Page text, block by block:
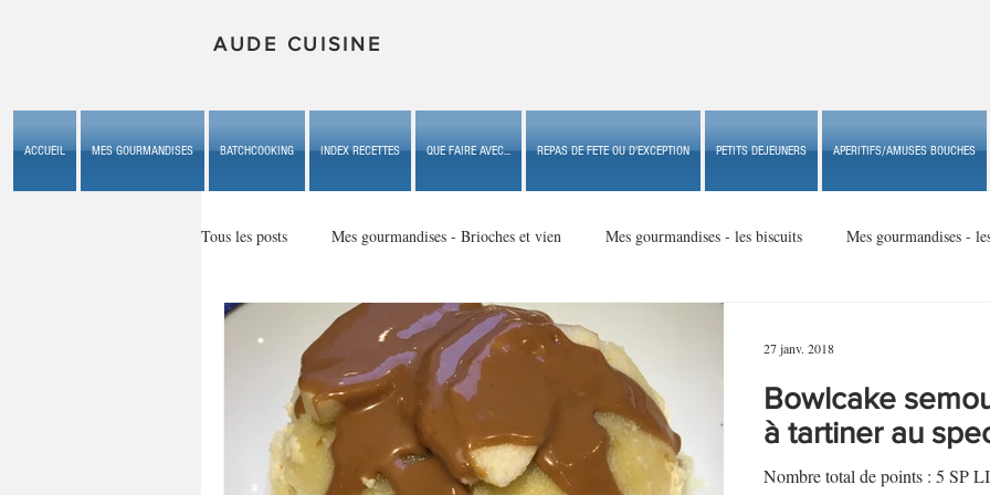
AUDE CUISINE
ACCUEIL MES GOURMANDISES BATCHCOOKING INDEX RECETTES QUE FAIRE AVEC... REPAS DE FETE OU D'EXCEPTION PETITS DEJEUNERS APERITIFS/AMUSES BOUCHES
Tous les posts Mes gourmandises - Brioches et vien Mes gourmandises - les biscuits Mes gourmandises -
Mes gourmandises - les gâteaux du b Mes gourmandises - made in USA
Mes gourmandises - plaisirs d'enfan Accompagnements Apéritifs/amuses bouches de fête ou
Bowlcake
à tartiner au
Nombre total de points : 5 SP
27 janv. 2018